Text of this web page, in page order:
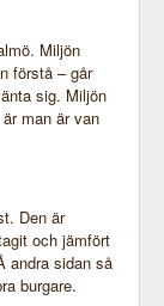
Miljön
förstå – går
sig. Miljön
man är van
Den är
och jämfört
andra sidan så
burgare.